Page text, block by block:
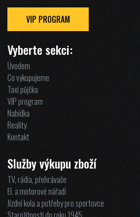
VIP PROGRAM
Vyberte sekci:
Úvodem
Co vykupujeme
Taxi půjčka
VIP program
Nabídka
Reality
Kontakt
Služby výkupu zboží
TV, rádia, přehrávače
El. a motorové nářadí
Jízdní kola a potřeby pro sportovce